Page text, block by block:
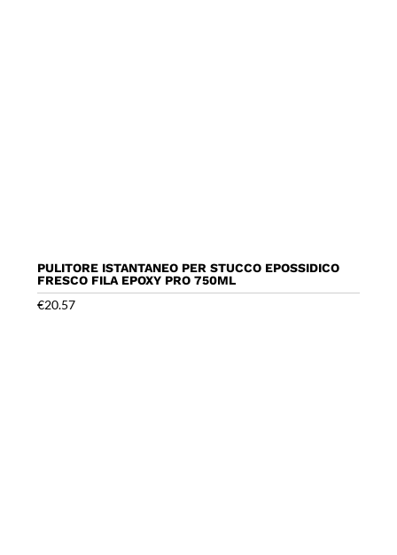
PULITORE ISTANTANEO PER STUCCO EPOSSIDICO
FRESCO FILA EPOXY PRO 750ML
€20.57